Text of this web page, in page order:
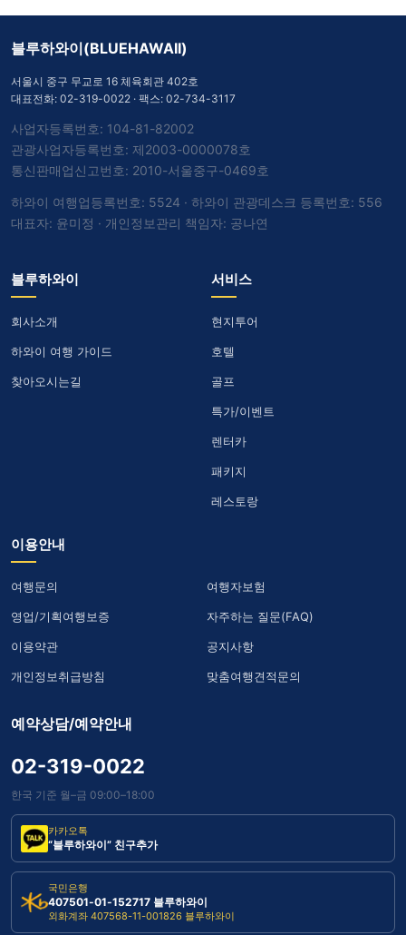
블루하와이(BLUEHAWAII)
서울시 중구 무교로 16 체육회관 402호
대표전화: 02-319-0022 · 팩스: 02-734-3117
사업자등록번호: 104-81-82002
관광사업자등록번호: 제2003-0000078호
통신판매업신고번호: 2010-서울중구-0469호
하와이 여행업등록번호: 5524 · 하와이 관광데스크 등록번호: 556
대표자: 윤미정 · 개인정보관리 책임자: 공나연
블루하와이
회사소개
하와이 여행 가이드
찾아오시는길
서비스
현지투어
호텔
골프
특가/이벤트
렌터카
패키지
레스토랑
이용안내
여행문의 여행자보험
영업/기획여행보증 자주하는 질문(FAQ)
이용약관 공지사항
개인정보취급방침 맞춤여행견적문의
예약상담/예약안내
02-319-0022
한국 기준 월–금 09:00–18:00
카카오톡
“블루하와이” 친구추가
국민은행
407501-01-152717 블루하와이
외화계좌 407568-11-001826 블루하와이